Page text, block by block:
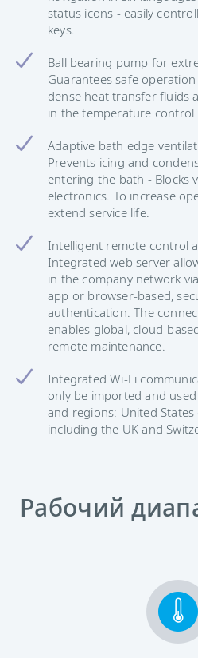
status icons - easily
keys.
Ball bearing pump for
Guarantees safe
dense heat transfer fluids
in the temperature control
Adaptive bath edge
Prevents icing and
entering the bath - Blocks
electronics. To increase
extend service life.
Intelligent remote control
Integrated web server
in the company network
app or browser-based,
authentication. The
enables global, cloud-
remote maintenance.
Integrated Wi-Fi
only be imported and
and regions: United States
including the UK and
Рабочий